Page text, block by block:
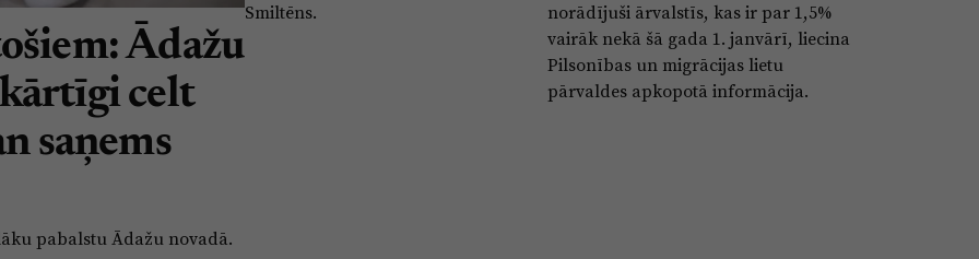
Ādažu
celt
saņems
pabalstu Ādažu novadā.
Smiltēns.
norādījuši ārvalstīs, kas ir par 1,5%
vairāk nekā šā gada 1. janvārī, liecina
Pilsonības un migrācijas lietu
pārvaldes apkopotā informācija.